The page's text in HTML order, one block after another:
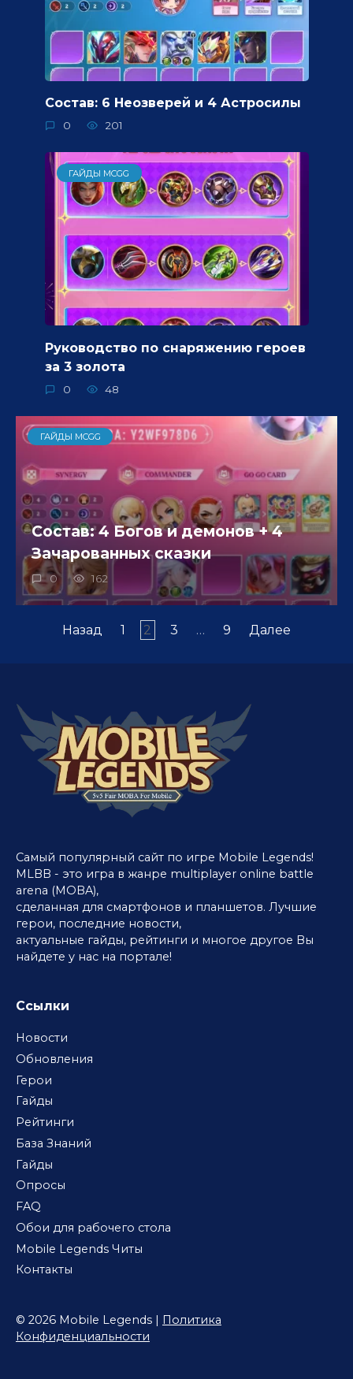
Состав: 6 Неозверей и 4 Астросилы
0 201
ГАЙДЫ MCGG
Руководство по снаряжению героев
за 3 золота
0 48
ГАЙДЫ MCGG
Состав: 4 Богов и демонов + 4
Зачарованных сказки
0 162
Пагинация
Назад 1 2 3 … 9 Далее
Самый популярный сайт по игре Mobile Legends!
MLBB - это игра в жанре multiplayer online battle
arena (MOBA),
сделанная для смартфонов и планшетов. Лучшие
герои, последние новости,
актуальные гайды, рейтинги и многое другое Вы
найдете у нас на портале!
Ссылки
Новости
Обновления
Герои
Гайды
Рейтинги
База Знаний
Гайды
Опросы
FAQ
Обои для рабочего стола
Mobile Legends Читы
Контакты
© 2026 Mobile Legends | Политика
Конфиденциальности